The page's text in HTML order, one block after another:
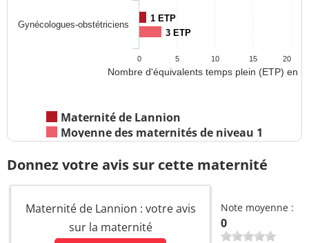
Nombre d'équivalents temps plein (ETP) en
1 ETP
3 ETP
Maternité de Lannion
Moyenne des maternités de niveau 1
Gynécologues-obstétriciens
0 5 10 15 20
Donnez votre avis sur cette maternité
Maternité de Lannion : votre avis
sur la maternité
Note moyenne :
0